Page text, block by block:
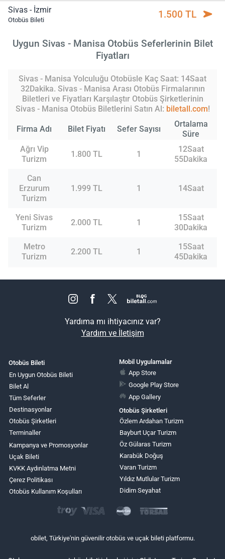
Sivas - İzmir
Otobüs Bileti 1.500 TL
Uygun Sivas - Manisa Otobüs Seferlerinin Bilet
Fiyatları
Sivas - Manisa Yolculuğu Otobüsle Kaç Saat: 14Saat
32Dakika. Sivas - Manisa Arası Otobüs Firmalarının
Biletleri ve Fiyatları Karşılaştır Otobüs Şirketlerinin
Sivas - Manisa Otobüs Biletlerini Satın Al: biletall.com!
Firma Adı Bilet Fiyatı Sefer Sayısı
Ortalama
Süre
Ağrı Vip
Turizm
1.800 TL 1
12Saat
55Dakika
Can
Erzurum
Turizm
1.999 TL 1 14Saat
Yeni Sivas
Turizm
2.000 TL 1
15Saat
30Dakika
Metro
Turizm
2.200 TL 1
15Saat
45Dakika
Yardıma mı ihtiyacınız var?
Yardım ve İletişim
Otobüs Bileti
En Uygun Otobüs Bileti
Bilet Al
Tüm Seferler
Destinasyonlar
Otobüs Şirketleri
Terminaller
Kampanya ve Promosyonlar
Uçak Bileti
KVKK Aydınlatma Metni
Çerez Politikası
Otobüs Kullanım Koşulları
Mobil Uygulamalar
App Store
Google Play Store
App Gallery
Otobüs Şirketleri
Özlem Ardahan Turizm
Bayburt Uçar Turizm
Öz Gülaras Turizm
Karabük Doğuş
Varan Turizm
Yıldız Mutlular Turizm
Didim Seyahat
obilet, Türkiye'nin güvenilir otobüs ve uçak bileti platformu.